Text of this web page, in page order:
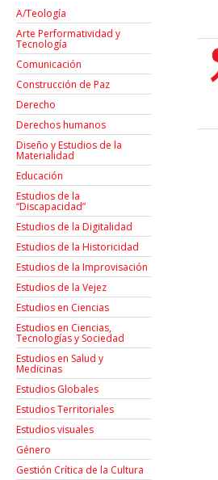
A/Teología
Arte Performatividad y
Tecnología
Comunicación
Construcción de Paz
Derecho
Derechos humanos
Diseño y Estudios de la
Materialidad
Educación
Estudios de la
“Discapacidad”
Estudios de la Digitalidad
Estudios de la Historicidad
Estudios de la Improvisación
Estudios de la Vejez
Estudios en Ciencias
Estudios en Ciencias,
Tecnologías y Sociedad
Estudios en Salud y
Medicinas
Estudios Globales
Estudios Territoriales
Estudios visuales
Género
Gestión Crítica de la Cultura